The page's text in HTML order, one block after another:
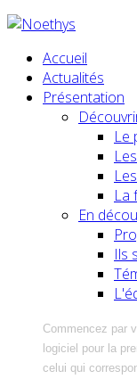
Accueil
Actualités
Présentation
Le
La
En
Ils
Commencez par
logiciel pour la
celui qui